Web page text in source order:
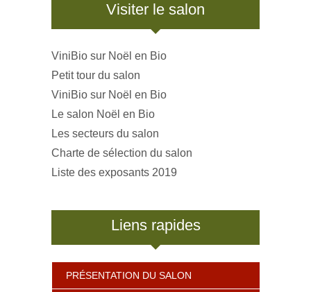
Visiter le salon
ViniBio sur Noël en Bio
Petit tour du salon
ViniBio sur Noël en Bio
Le salon Noël en Bio
Les secteurs du salon
Charte de sélection du salon
Liste des exposants 2019
Liens rapides
PRÉSENTATION DU SALON